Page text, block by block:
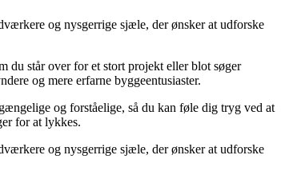
og nysgerrige sjæle, der ønsker at udforske
står over for et stort projekt eller blot søger
og mere erfarne byggeentusiaster.
og forståelige, så du kan føle dig tryg ved at
for at lykkes.
og nysgerrige sjæle, der ønsker at udforske